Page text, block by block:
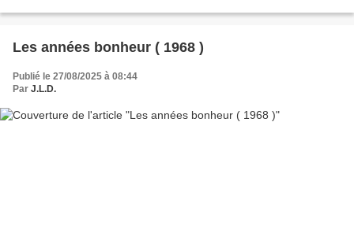
Les années bonheur ( 1968 )
Publié le 27/08/2025 à 08:44
Par J.L.D.